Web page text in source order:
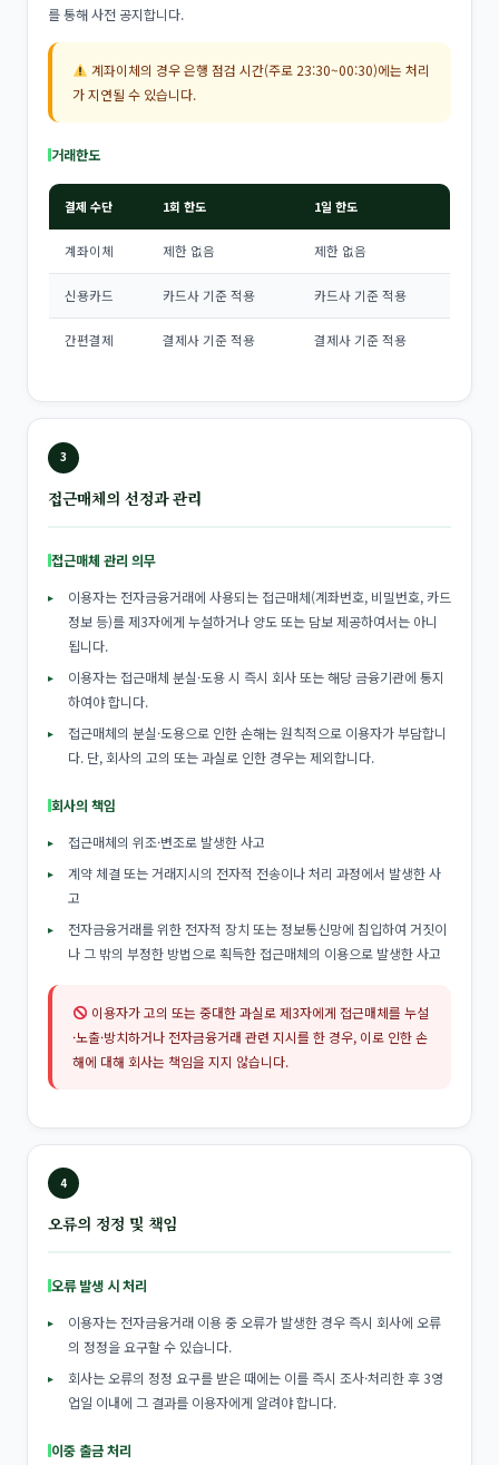
를 통해 사전 공지합니다.
계좌이체의 경우 은행 점검 시간(주로 23:30~00:30)에는 처리
가 지연될 수 있습니다.
거래한도
결제 수단 1회 한도 1일 한도
계좌이체 제한 없음 제한 없음
신용카드 카드사 기준 적용 카드사 기준 적용
간편결제 결제사 기준 적용 결제사 기준 적용
3
접근매체의 선정과 관리
접근매체 관리 의무
이용자는 전자금융거래에 사용되는 접근매체(계좌번호, 비밀번호, 카드
정보 등)를 제3자에게 누설하거나 양도 또는 담보 제공하여서는 아니
됩니다.
이용자는 접근매체 분실·도용 시 즉시 회사 또는 해당 금융기관에 통지
하여야 합니다.
접근매체의 분실·도용으로 인한 손해는 원칙적으로 이용자가 부담합니
다. 단, 회사의 고의 또는 과실로 인한 경우는 제외합니다.
회사의 책임
접근매체의 위조·변조로 발생한 사고
계약 체결 또는 거래지시의 전자적 전송이나 처리 과정에서 발생한 사
고
전자금융거래를 위한 전자적 장치 또는 정보통신망에 침입하여 거짓이
나 그 밖의 부정한 방법으로 획득한 접근매체의 이용으로 발생한 사고
이용자가 고의 또는 중대한 과실로 제3자에게 접근매체를 누설
·노출·방치하거나 전자금융거래 관련 지시를 한 경우, 이로 인한 손
해에 대해 회사는 책임을 지지 않습니다.
4
오류의 정정 및 책임
오류 발생 시 처리
이용자는 전자금융거래 이용 중 오류가 발생한 경우 즉시 회사에 오류
의 정정을 요구할 수 있습니다.
회사는 오류의 정정 요구를 받은 때에는 이를 즉시 조사·처리한 후 3영
업일 이내에 그 결과를 이용자에게 알려야 합니다.
이중 출금 처리